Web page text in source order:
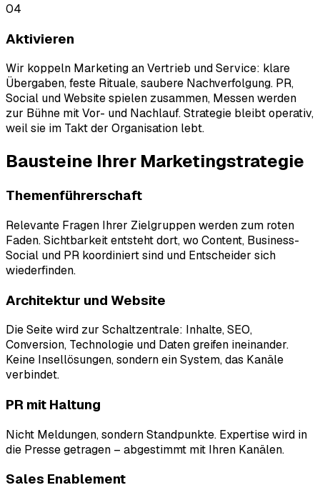
04
Aktivieren
Wir koppeln Marketing an Vertrieb und Service: klare
Übergaben, feste Rituale, saubere Nachverfolgung. PR,
Social und Website spielen zusammen, Messen werden
zur Bühne mit Vor- und Nachlauf. Strategie bleibt operativ,
weil sie im Takt der Organisation lebt.
Bausteine Ihrer Marketingstrategie
Themenführerschaft
Relevante Fragen Ihrer Zielgruppen werden zum roten
Faden. Sichtbarkeit entsteht dort, wo Content, Business-
Social und PR koordiniert sind und Entscheider sich
wiederfinden.
Architektur und Website
Die Seite wird zur Schaltzentrale: Inhalte, SEO,
Conversion, Technologie und Daten greifen ineinander.
Keine Insellösungen, sondern ein System, das Kanäle
verbindet.
PR mit Haltung
Nicht Meldungen, sondern Standpunkte. Expertise wird in
die Presse getragen – abgestimmt mit Ihren Kanälen.
Sales Enablement